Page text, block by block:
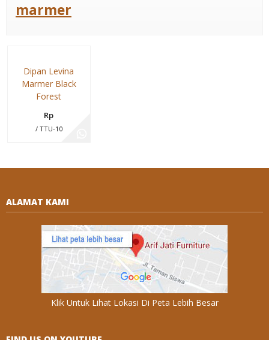
marmer
Dipan Levina
Marmer Black
Forest
Rp
/ TTU-10
ALAMAT KAMI
Klik Untuk Lihat Lokasi Di Peta Lebih Besar